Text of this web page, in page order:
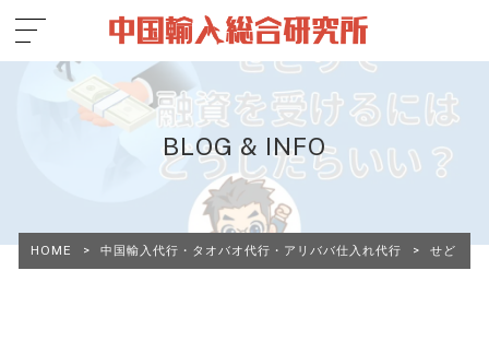
BLOG & INFO
HOME > 中国輸入代行・タオバオ代行・アリババ仕入れ代行 > せどりで